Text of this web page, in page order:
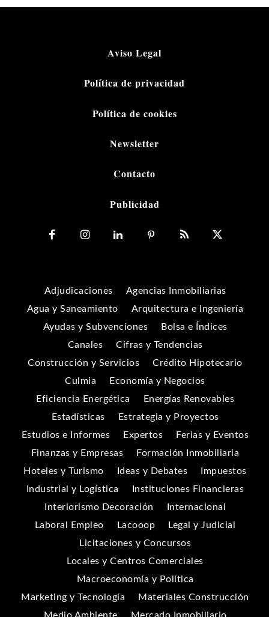
Aviso Legal
Política de privacidad
Política de cookies
Newsletter
Contacto
Publicidad
Adjudicaciones
Agencias Inmobiliarias
Agua y Saneamiento
Arquitectura e Ingeniería
Ayudas y Subvenciones
Bolsa e Índices
Canales
Cifras y Tendencias
Construcción y Servicios
Crédito Hipotecario
Culmia
Economía y Negocios
Eficiencia Energética
Energías Renovables
Estadísticas
Estrategia y Proyectos
Estudios e Informes
Expertos
Ferias y Eventos
Finanzas y Empresas
Formación Inmobiliaria
Hoteles y Turismo
Ideas y Debates
Impuestos
Industrial y Logística
Instituciones Financieras
Interiorismo Decoración
Internacional
Laboral Empleo
Lacooop
Legal y Judicial
Licitaciones y Concursos
Locales y Centros Comerciales
Macroeconomía y Política
Marketing y Tecnología
Materiales Construcción